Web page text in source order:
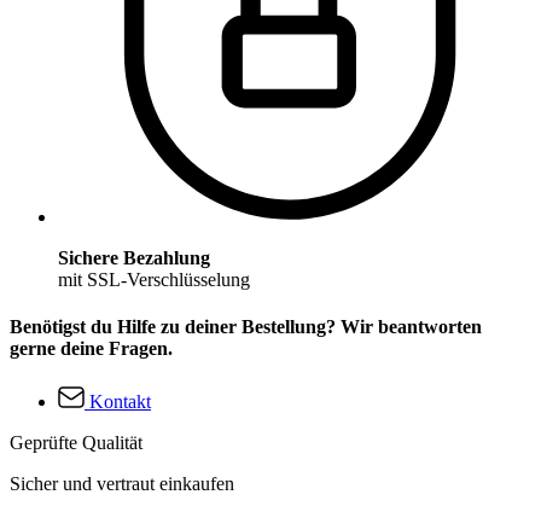
Sichere Bezahlung
mit SSL-Verschlüsselung
Benötigst du Hilfe zu deiner Bestellung? Wir beantworten
gerne deine Fragen.
Kontakt
Geprüfte Qualität
Sicher und vertraut einkaufen